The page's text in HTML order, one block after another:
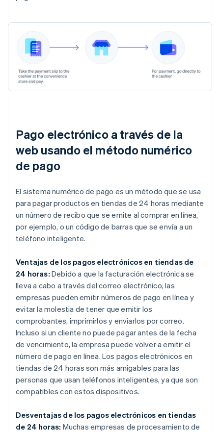
Pago electrónico a través de la
web usando el método numérico
de pago
El sistema numérico de pago es un método que se usa
para pagar productos en tiendas de 24 horas mediante
un número de recibo que se emite al comprar en línea,
por ejemplo, o un código de barras que se envía a un
teléfono inteligente.
Ventajas de los pagos electrónicos en tiendas de
24 horas: Debido a que la facturación electrónica se
lleva a cabo a través del correo electrónico, las
empresas pueden emitir números de pago en línea y
evitar la molestia de tener que emitir los
comprobantes, imprimirlos y enviarlos por correo.
Incluso si un cliente no puede pagar antes de la fecha
de vencimiento, la empresa puede volver a emitir el
número de pago en línea. Los pagos electrónicos en
tiendas de 24 horas son más amigables para las
personas que usan teléfonos inteligentes, ya que son
compatibles con estos dispositivos.
Desventajas de los pagos electrónicos en tiendas
de 24 horas: Muchas empresas de procesamiento de